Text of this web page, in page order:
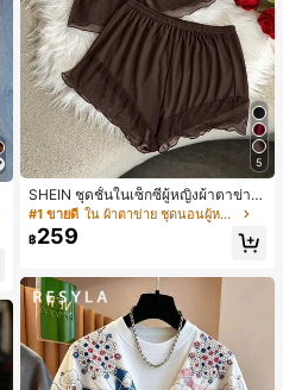
5
SHEIN ชุดชั้นในเซ็กซี่ผู้หญิงผ้าตาข่าย
มีโครงคัพบาง
#1 ขายดี ใน ผ้าตาข่าย ชุดนอนผู้หญิง
฿259